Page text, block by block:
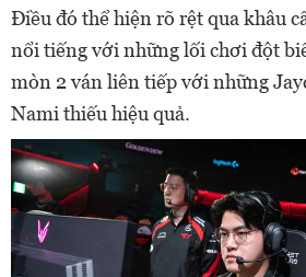
Điều đó thể hiện rõ rệt qua khâu
nổi tiếng với những lối chơi đột
mòn 2 ván liên tiếp với những
Nami thiếu hiệu quả.